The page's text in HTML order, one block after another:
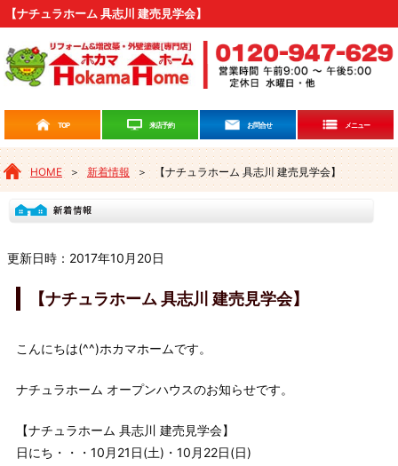
【ナチュラホーム 具志川 建売見学会】
TOP 来店予約 お問合せ メニュー
HOME ＞ 新着情報 ＞ 【ナチュラホーム 具志川 建売見学会】
更新日時：2017年10月20日
【ナチュラホーム 具志川 建売見学会】
こんにちは(^^)ホカマホームです。
ナチュラホーム オープンハウスのお知らせです。
【ナチュラホーム 具志川 建売見学会】
日にち・・・10月21日(土)・10月22日(日)